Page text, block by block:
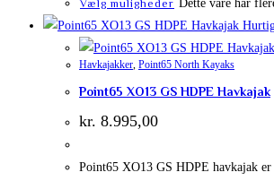
Vælg muligheder Dette vare har
Havkajakker, Point65 North Kayaks
Point65 XO13 GS HDPE Havkajak
kr. 8.995,00
Point65 XO13 GS HDPE havkajak